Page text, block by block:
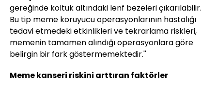
gereğinde koltuk altındaki lenf bezeleri çıkarılabilir.
Bu tip meme koruyucu operasyonlarının hastalığı
tedavi etmedeki etkinlikleri ve tekrarlama riskleri,
memenin tamamen alındığı operasyonlara göre
belirgin bir fark göstermemektedir.''
Meme kanseri riskini arttıran faktörler